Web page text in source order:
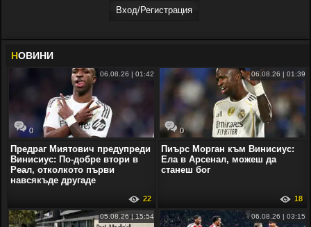
Вход/Регистрaция
НОВИНИ
0
06.08.26 | 01:42
Предраг Миятович предупреди
Винисиус: По-добре втори в
Реал, отколкото първи
навсякъде другаде
22
0
06.08.26 | 01:39
Пиърс Морган към Винисиус:
Ела в Арсенал, можеш да
станеш бог
18
05.08.26 | 15:54 06.08.26 | 03:15